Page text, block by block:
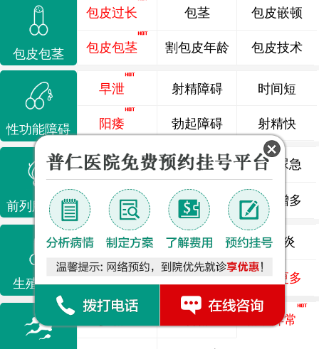
包皮包茎
包皮过长
包皮包茎
包茎
割包皮年龄
包皮嵌顿
包皮技术
性功能障碍
早泄
阳痿
射精障碍
勃起障碍
时间短
射精快
前列腺疾病
前列腺炎 前列腺痛 尿频尿急
前列腺增生 排尿不畅 夜尿增多
生殖感染
龟头炎 睾丸炎 尿道炎
了解更多
弱精 精液异常